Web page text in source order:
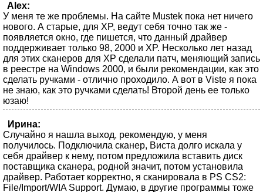
Alex:
У меня те же проблемы. На сайте Mustek пока нет ничего
нового. А старые, для XP, ведут себя точно так же -
появляется окно, где пишется, что данный драйвер
поддерживает только 98, 2000 и XP. Несколько лет назад
для этих сканеров для XP сделали патч, меняющий запись
в реестре на Windows 2000, и были рекомендации, как это
сделать ручками - отлично проходило. А вот в Viste я пока
не знаю, как это ручками сделать! Второй день ее только
юзаю!
Ирина:
Случайно я нашла выход, рекомендую, у меня
получилось. Подключила сканер, Виста долго искала у
себя драйвер к нему, потом предложила вставить диск
поставщика сканера, родной значит, потом установила
драйвер. Работает корректно, я сканировала в PS CS2:
File/Import/WIA Support. Думаю, в другие программы тоже